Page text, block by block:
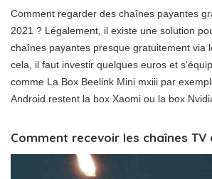
Comment regarder des chaînes payantes
2021 ? Légalement, il existe une solution
chaînes payantes presque gratuitement via
cela, il faut investir quelques euros et
comme La Box Beelink Mini mxiii par
Android restent la box Xaomi ou la box
Comment recevoir les chaînes TV